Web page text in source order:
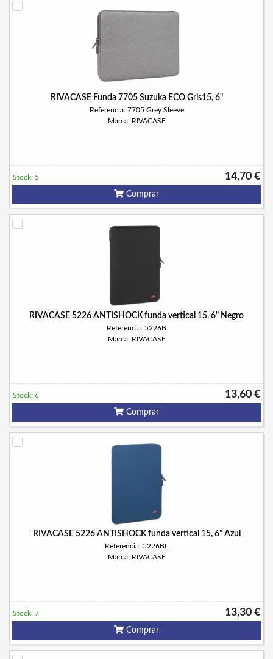
RIVACASE Funda 7705 Suzuka ECO Gris15, 6"
Referencia: 7705 Grey Sleeve
Marca: RIVACASE
14,70 €
Stock: 5
Comprar
RIVACASE 5226 ANTISHOCK funda vertical 15, 6" Negro
Referencia: 5226B
Marca: RIVACASE
13,60 €
Stock: 6
Comprar
RIVACASE 5226 ANTISHOCK funda vertical 15, 6" Azul
Referencia: 5226BL
Marca: RIVACASE
13,30 €
Stock: 7
Comprar